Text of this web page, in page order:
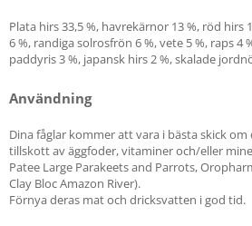
Plata hirs 33,5 %, havrekärnor 13 %, röd hirs
6 %, randiga solrosfrön 6 %, vete 5 %, raps 4
paddyris 3 %, japansk hirs 2 %, skalade
Användning
Dina fåglar kommer att vara i bästa skick
tillskott av äggfoder, vitaminer och/eller
Patee Large Parakeets and Parrots,
Clay Bloc Amazon River).
Förnya deras mat och dricksvatten i god tid.